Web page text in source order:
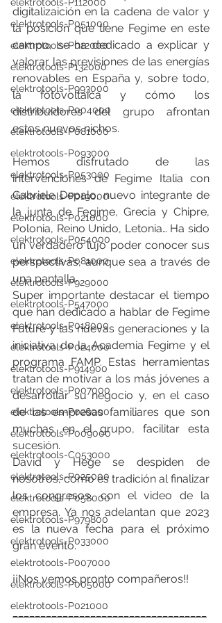
elektrotools-P051000
elektrotools-P012000
elektrotools-P132000
elektrotools-P993000
elektrotools-P004000
elektrotools-P081000
elektrotools-P093000
elektrotools-P053000
elektrotools-P019000
elektrotools-P021000
elektrotools-P054000
elektrotools-P081000
elektrotools-P929000
elektrotools-P547000
elektrotools-P018000
elektrotools-P024000
elektrotools-P914900
elektrotools-P007000
elektrotools-P026000
elektrotools-P009000
elektrotools-C053000
elektrotools-P025000
elektrotools-P058000
elektrotools-P979800
elektrotools-P033000
elektrotools-P007000
elektrotools-P005000
elektrotools-P021000
digitalizaición en la cadena de valor y
la posición que tiene Fegime en este
campo, se ha dedicado a explicar y
valorar las previsiones de las energías
renovables en España y, sobre todo,
la fotovoltaica y cómo los
distribuidores del grupo afrontan
estos nuevos nichos.
Hemos disfrutado de las
intervenciones de Fegime Italia con
Gabriele Depalo, nuevo integrante de
la junta de Fegime, Grecia y Chipre,
Polonia, Reino Unido, Letonia… Ha sido
un verdadero lujo poder conocer sus
perspectivas, aunque sea a través de
una pantalla.
Super importante destacar el tiempo
que han dedicado a hablar de Fegime
Future y las nuevas generaciones y la
iniciativa de la Academia Fegime y el
programa FAMP. Estas herramientas
tratan de motivar a los más jóvenes a
desarrollar su negocio y, en el caso
de las empresas familiares que son
muchas en el grupo, facilitar esta
sucesión.
David y Hege se despiden de
nosotros, como es tradición al finalizar
los congresos, con el video de la
empresa. Ya nos adelantan que 2023
es la nueva fecha para el próximo
gran evento.
¡¡Nos vemos pronto compañeros!!
___________________________________